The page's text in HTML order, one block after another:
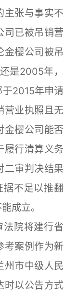
主张与事实不
司已被吊销营
金樱公司被吊
是2005年，
2015年申请
营业执照且无
金樱公司能否
履行清算义务
二审判决结果
不足以推翻
成立。
院将建行省
考案例作为新
州市中级人民
时以公告方式